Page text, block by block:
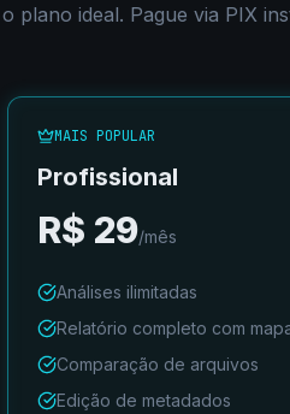
plano ideal. Pague via PIX
MAIS POPULAR
Profissional
R$ 29/mês
Análises ilimitadas
Relatório completo com
Comparação de arquivos
Edição de metadados